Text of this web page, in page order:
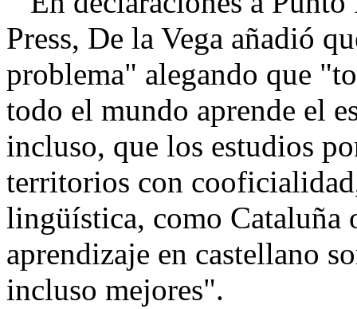
Press, De la Vega añadió
problema" alegando que
todo el mundo aprende el
incluso, que los estudios
territorios con
lingüística, como Cataluña
aprendizaje en castellano
incluso mejores".